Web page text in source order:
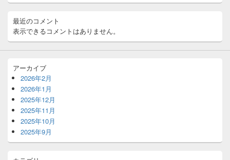
最近のコメント
表示できるコメントはありません。
アーカイブ
2026年2月
2026年1月
2025年12月
2025年11月
2025年10月
2025年9月